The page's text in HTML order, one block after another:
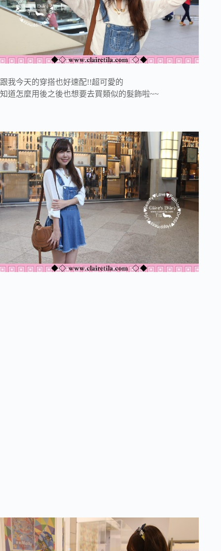
跟我今天的穿搭也好速配!!超可愛的
知道怎麼用後之後也想要去買類似的髮飾啦~~